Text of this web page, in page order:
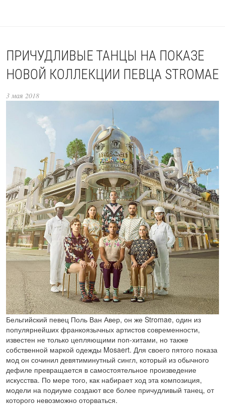
ПРИЧУДЛИВЫЕ ТАНЦЫ НА ПОКАЗЕ
НОВОЙ КОЛЛЕКЦИИ ПЕВЦА STROMAE
3 мая 2018
Бельгийский певец Поль Ван Авер, он же Stromae, один из
популярнейших франкоязычных артистов современности,
известен не только цепляющими поп-хитами, но также
собственной маркой одежды Mosaert. Для своего пятого показа
мод он сочинил девятиминутный сингл, который из обычного
дефиле превращается в самостоятельное произведение
искусства. По мере того, как набирает ход эта композиция,
модели на подиуме создают все более причудливый танец, от
которого невозможно оторваться.